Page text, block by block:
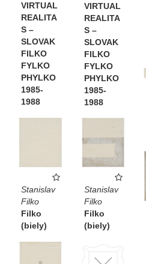
VIRTUAL
REALITA
S –
SLOVAK
FILKO
FYLKO
PHYLKO
1985-
1988
VIRTUAL
REALITA
S –
SLOVAK
FILKO
FYLKO
PHYLKO
1985-
1988
Stanislav
Filko
Filko
(biely)
Stanislav
Filko
Filko
(biely)